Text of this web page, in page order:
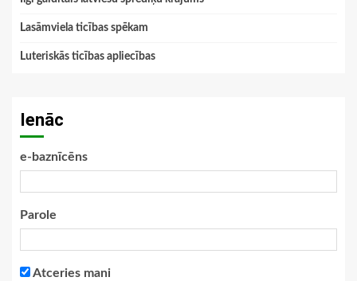
Lasāmviela ticības spēkam
Luteriskās ticības apliecības
Ienāc
e-baznīcēns
Parole
Atceries mani